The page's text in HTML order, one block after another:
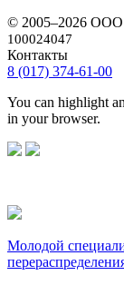
© 2005–2026 ООО
100024047
Контакты
8 (017) 374-61-00
You can highlight
in your browser.
Молодой